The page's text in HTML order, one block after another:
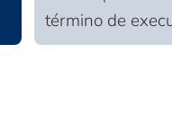
término de